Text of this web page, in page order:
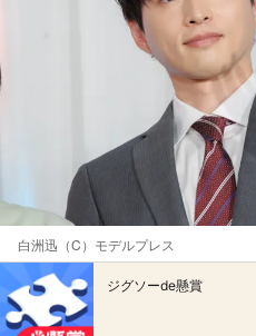
白洲迅（C）モデルプレス
ジグソーde懸賞